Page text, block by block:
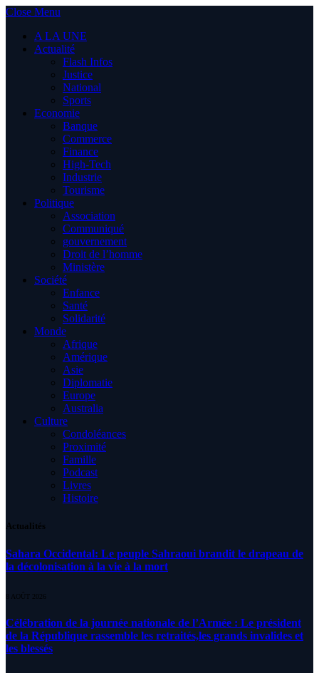
Close Menu
A LA UNE
Actualité
Flash Infos
Justice
National
Sports
Economie
Banque
Commerce
Finance
High-Tech
Industrie
Tourisme
Politique
Association
Communiqué
gouvernement
Droit de l’homme
Ministère
Société
Enfance
Santé
Solidarité
Monde
Afrique
Amérique
Asie
Diplomatie
Europe
Australia
Culture
Condoléances
Proximité
Famille
Podcast
Livres
Histoire
Actualités
Sahara Occidental: Le peuple Sahraoui brandit le drapeau de
la décolonisation à la vie à la mort
8 AOÛT 2026
Célébration de la journée nationale de l’Armée : Le président
de la République rassemble les retraités,les grands invalides et
les blessés